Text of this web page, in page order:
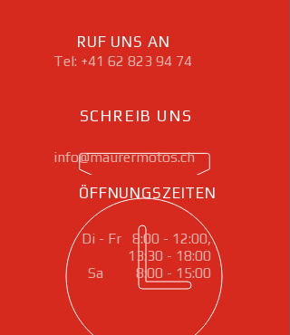
AUF GEHT'S: DIE
WORLD RAID 2026
RUF UNS AN
Tel: +41 62 823 94 74
SCHREIB UNS
info@maurermotos.ch
ÖFFNUNGSZEITEN
Di - Fr 8:00 - 12:00,
13:30 - 18:00
Sa 8:00 - 15:00